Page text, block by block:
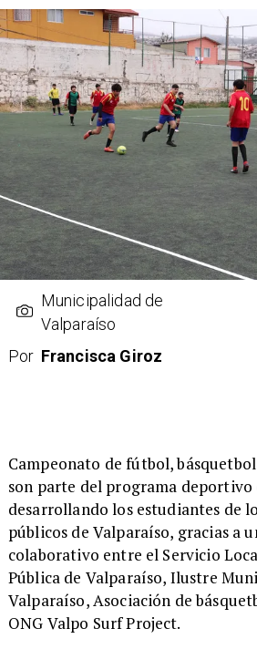
Municipalidad de
Valparaíso
Por Francisca Giroz
​Campeonato de fútbol,
son parte del programa deportivo
desarrollando los estudiantes de
públicos de Valparaíso, gracias a
colaborativo entre el Servicio
Pública de Valparaíso, Ilustre
Valparaíso, Asociación de
ONG Valpo Surf Project.